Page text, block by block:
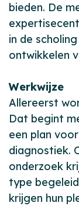
bieden. De
in de
ontwikkelen
Werkwijze
Allereerst
Dat begint
een plan
diagnostiek.
onderzoek
type
krijgen hun